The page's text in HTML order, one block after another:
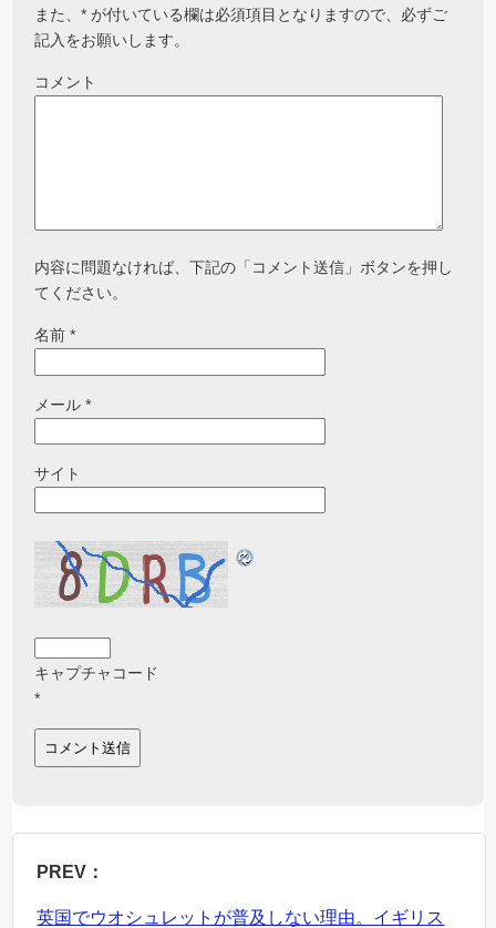
また、* が付いている欄は必須項目となりますので、必ずご
記入をお願いします。
コメント
内容に問題なければ、下記の「コメント送信」ボタンを押し
てください。
名前*
メール*
サイト
キャプチャコード
*
PREV：
英国でウオシュレットが普及しない理由。イギリス